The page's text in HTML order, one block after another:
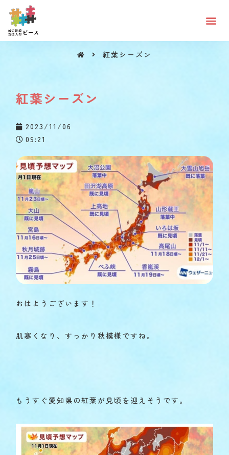
紅葉シーズン
紅葉シーズン
2023/11/06
09:21
おはようございます！
肌寒くなり、すっかり秋模様ですね。
もうすぐ愛知県の紅葉が見頃を迎えそうです。